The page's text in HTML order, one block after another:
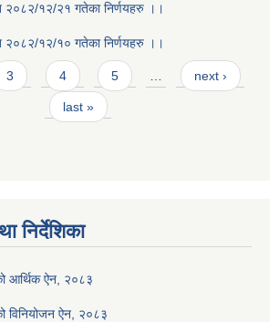
२०८२/१२/२१ गतेका निर्णयहरु ।।
२०८२/१२/१० गतेका निर्णयहरु ।।
3 4 5 … next ›
last »
निर्देशिका
आर्थिक ऐन, २०८३
विनियोजन ऐन, २०८३